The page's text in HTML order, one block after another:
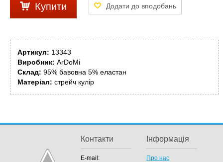
Купити
Артикул: 13343
Виробник: ArDoMi
Склад: 95% бавовна 5% еластан
Матеріал: стрейч кулір
Контакти
E-mail:
Інформація
Про нас